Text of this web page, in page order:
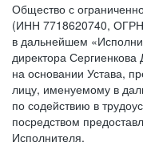
Общество с
(ИНН 7718620740,
в дальнейшем
директора
на основании Устава,
лицу, именуемому в
по содействию в
посредством
Исполнителя.